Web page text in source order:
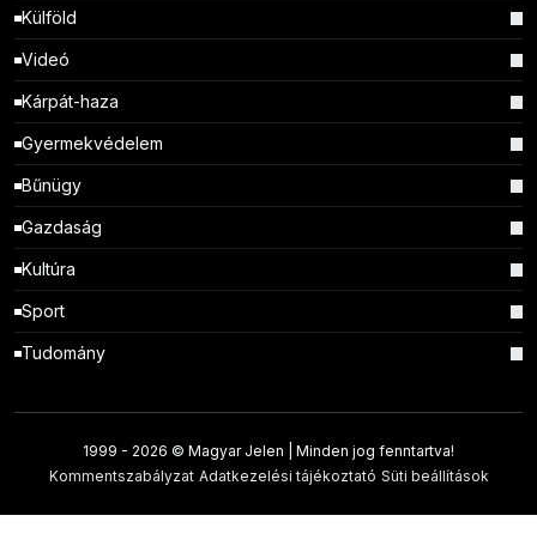
Külföld
Videó
Kárpát-haza
Gyermekvédelem
Bűnügy
Gazdaság
Kultúra
Sport
Tudomány
1999 - 2026 © Magyar Jelen | Minden jog fenntartva!
Kommentszabályzat Adatkezelési tájékoztató Süti beállítások